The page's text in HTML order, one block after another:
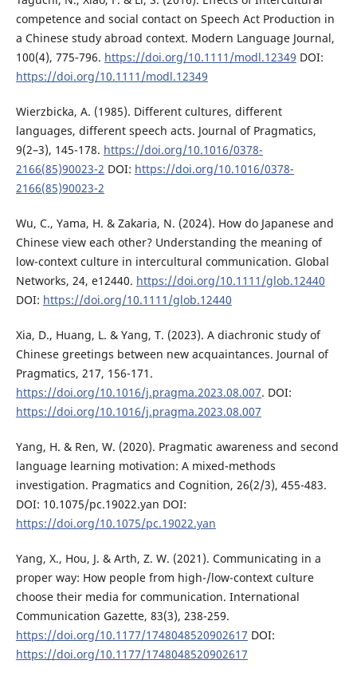
competence and social contact on Speech Act Production in
a Chinese study abroad context. Modern Language Journal,
100(4), 775-796. https://doi.org/10.1111/modl.12349 DOI:
https://doi.org/10.1111/modl.12349
Wierzbicka, A. (1985). Different cultures, different
languages, different speech acts. Journal of Pragmatics,
9(2–3), 145-178. https://doi.org/10.1016/0378-
2166(85)90023-2 DOI: https://doi.org/10.1016/0378-
2166(85)90023-2
Wu, C., Yama, H. & Zakaria, N. (2024). How do Japanese and
Chinese view each other? Understanding the meaning of
low-context culture in intercultural communication. Global
Networks, 24, e12440. https://doi.org/10.1111/glob.12440
DOI: https://doi.org/10.1111/glob.12440
Xia, D., Huang, L. & Yang, T. (2023). A diachronic study of
Chinese greetings between new acquaintances. Journal of
Pragmatics, 217, 156-171.
https://doi.org/10.1016/j.pragma.2023.08.007. DOI:
https://doi.org/10.1016/j.pragma.2023.08.007
Yang, H. & Ren, W. (2020). Pragmatic awareness and second
language learning motivation: A mixed-methods
investigation. Pragmatics and Cognition, 26(2/3), 455-483.
DOI: 10.1075/pc.19022.yan DOI:
https://doi.org/10.1075/pc.19022.yan
Yang, X., Hou, J. & Arth, Z. W. (2021). Communicating in a
proper way: How people from high-/low-context culture
choose their media for communication. International
Communication Gazette, 83(3), 238-259.
https://doi.org/10.1177/1748048520902617 DOI:
https://doi.org/10.1177/1748048520902617